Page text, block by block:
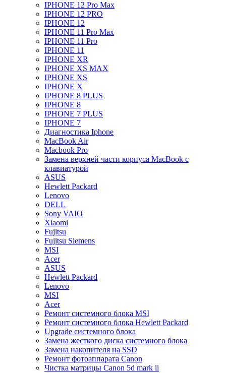
IPHONE 12 Pro Max
IPHONE 12 PRO
IPHONE 12
IPHONE 11 Pro Max
IPHONE 11 Pro
IPHONE 11
IPHONE XR
IPHONE XS MAX
IPHONE XS
IPHONE X
IPHONE 8 PLUS
IPHONE 8
IPHONE 7 PLUS
IPHONE 7
Диагностика Iphone
MacBook Air
Macbook Pro
Замена верхней части корпуса MacBook с
клавиатурой
ASUS
Hewlett Packard
Lenovo
DELL
Sony VAIO
Xiaomi
Fujitsu
Fujitsu Siemens
MSI
Acer
ASUS
Hewlett Packard
Lenovo
MSI
Acer
Ремонт системного блока MSI
Ремонт системного блока Hewlett Packard
Upgrade системного блока
Замена жесткого диска системного блока
Замена накопителя на SSD
Ремонт фотоаппарата Canon
Чистка матрицы Canon 5d mark ii